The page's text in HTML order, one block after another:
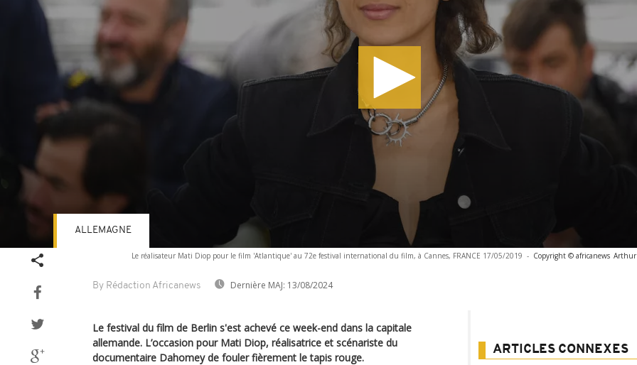
Le réalisateur Mati Diop pour le film 'Atlantique' au 72e festival international du film, à Cannes, FRANCE 17/05/2019 - Copyright © africanews Arthur
By Rédaction Africanews Dernière MAJ: 13/08/2024
ALLEMAGNE
Le festival du film de Berlin s'est achevé ce week-end dans la capitale
allemande. L’occasion pour Mati Diop, réalisatrice et scénariste du
documentaire Dahomey de fouler fièrement le tapis rouge.
ARTICLES CONNEXES